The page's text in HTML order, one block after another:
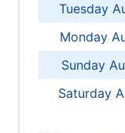
Tuesday
Monday
Sunday
Saturday